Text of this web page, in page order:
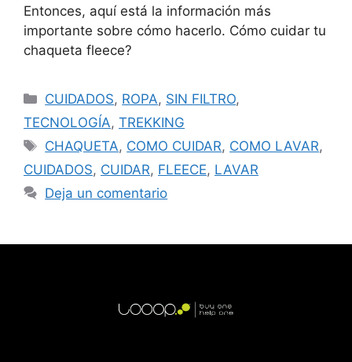
Entonces, aquí está la información más
importante sobre cómo hacerlo. Cómo cuidar tu
chaqueta fleece?
CUIDADOS, ROPA, SIN FILTRO,
TECNOLOGÍA, TREKKING
CHAQUETA, COMO CUIDAR, COMO LAVAR,
CUIDADOS, CUIDAR, FLEECE, LAVAR
Deja un comentario